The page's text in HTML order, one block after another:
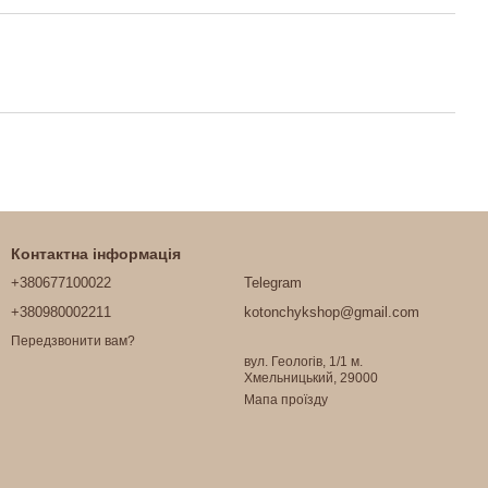
Контактна інформація
+380677100022
+380980002211
Передзвонити вам?
Telegram
kotonchykshop@gmail.com
вул. Геологів, 1/1 м.
Хмельницький, 29000
Мапа проїзду